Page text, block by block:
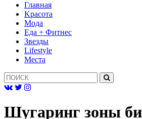
Главная
Kрасота
Мода
Еда + Фитнес
Звезды
Lifestyle
Mеста
Шугаринг зоны